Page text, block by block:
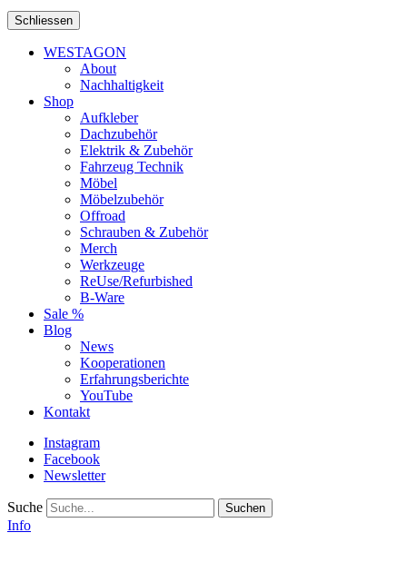
Schliessen
WESTAGON
About
Nachhaltigkeit
Shop
Aufkleber
Dachzubehör
Elektrik & Zubehör
Fahrzeug Technik
Möbel
Möbelzubehör
Offroad
Schrauben & Zubehör
Merch
Werkzeuge
ReUse/Refurbished
B-Ware
Sale %
Blog
News
Kooperationen
Erfahrungsberichte
YouTube
Kontakt
Instagram
Facebook
Newsletter
Suche
Info